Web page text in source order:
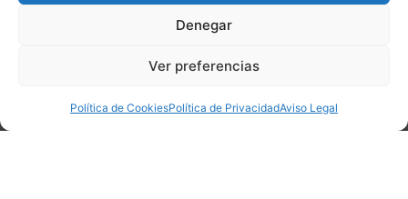
Denegar
Ver preferencias
Política de CookiesPolítica de PrivacidadAviso Legal